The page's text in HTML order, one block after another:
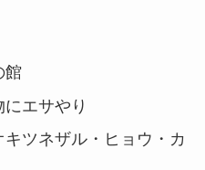
館
エサやり
ツネザル・ヒョウ・カ